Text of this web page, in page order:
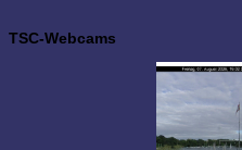
TSC-Webcams